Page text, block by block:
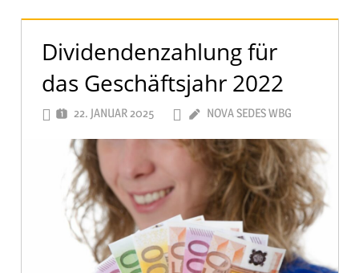
Dividendenzahlung für
das Geschäftsjahr 2022
22. JANUAR 2025 NOVA SEDES WBG